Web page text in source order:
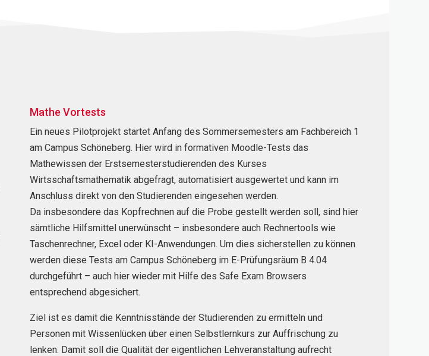
Mathe Vortests
Ein neues Pilotprojekt startet Anfang des Sommersemesters am Fachbereich 1
am Campus Schöneberg. Hier wird in formativen Moodle-Tests das
Mathewissen der Erstsemesterstudierenden des Kurses
Wirtsschaftsmathematik abgefragt, automatisiert ausgewertet und kann im
Anschluss direkt von den Studierenden eingesehen werden.
Da insbesondere das Kopfrechnen auf die Probe gestellt werden soll, sind hier
sämtliche Hilfsmittel unerwünscht – insbesondere auch Rechnertools wie
Taschenrechner, Excel oder KI-Anwendungen. Um dies sicherstellen zu können
werden diese Tests am Campus Schöneberg im E-Prüfungsräum B 4.04
durchgeführt – auch hier wieder mit Hilfe des Safe Exam Browsers
entsprechend abgesichert.
Ziel ist es damit die Kenntnisstände der Studierenden zu ermitteln und
Personen mit Wissenlücken über einen Selbstlernkurs zur Auffrischung zu
lenken. Damit soll die Qualität der eigentlichen Lehveranstaltung aufrecht